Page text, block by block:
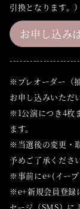
引換となります。）
お申し込み
※プレオーダー（
お申し込みいただ
※1公演につき4枚
ます。
※当選後の変更・
予めご了承ください
※事前にe+(イープ
※e+新規会員登録